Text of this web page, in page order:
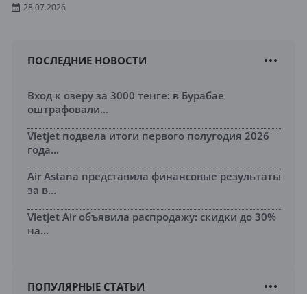
28.07.2026
ПОСЛЕДНИЕ НОВОСТИ
Вход к озеру за 3000 тенге: в Бурабае
оштрафовали...
Vietjet подвела итоги первого полугодия 2026
года...
Air Astana представила финансовые результаты
за в...
Vietjet Air объявила распродажу: скидки до 30%
на...
ПОПУЛЯРНЫЕ СТАТЬИ